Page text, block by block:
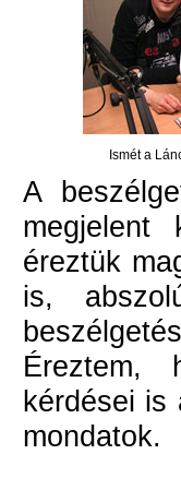
Ismét a
A
megjelent
éreztük
is,
Éreztem,
kérdései is
mondatok.